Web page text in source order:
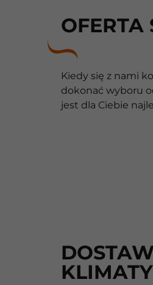
OFERTA
Kiedy się z nami
dokonać wyboru
jest dla Ciebie